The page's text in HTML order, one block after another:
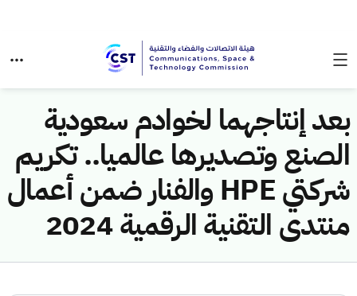
بعد إنتاجهما لخوادم سعودية
الصنع وتصديرها عالميا.. تكريم
شركتي HPE والفنار ضمن أعمال
منتدى التقنية الرقمية 2024